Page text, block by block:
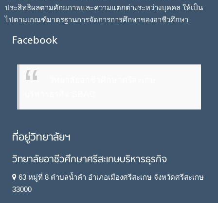
ประสิทธิผลตามศักยภาพและความแตกต่างระหว่างบุคคล ให้เป็น
ไปตามเกณฑ์มาตรฐานการจัดการการศึกษาของอาชีวศึกษา
Facebook
ที่อยู่วิทยาลัยฯ
วิทยาลัยอาชีวศึกษาศรีสะเกษบริหารธุรกิจ
63 หมู่ที่ 8 ตำบลน้ำคำ อำเภอเมืองศรีสะเกษ จังหวัดศรีสะเกษ
33000